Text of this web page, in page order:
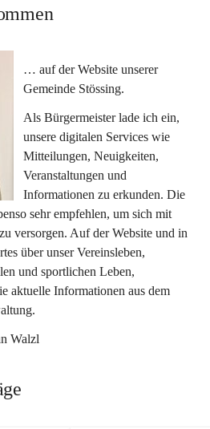
… auf der Website unserer
Gemeinde Stössing.
Als Bürgermeister lade ich ein,
unsere digitalen Services wie
Mitteilungen, Neuigkeiten,
Veranstaltungen und
Informationen zu erkunden. Die
sehr empfehlen, um sich mit
versorgen. Auf der Website und in
über unser Vereinsleben,
und sportlichen Leben,
aktuelle Informationen aus dem
Walzl